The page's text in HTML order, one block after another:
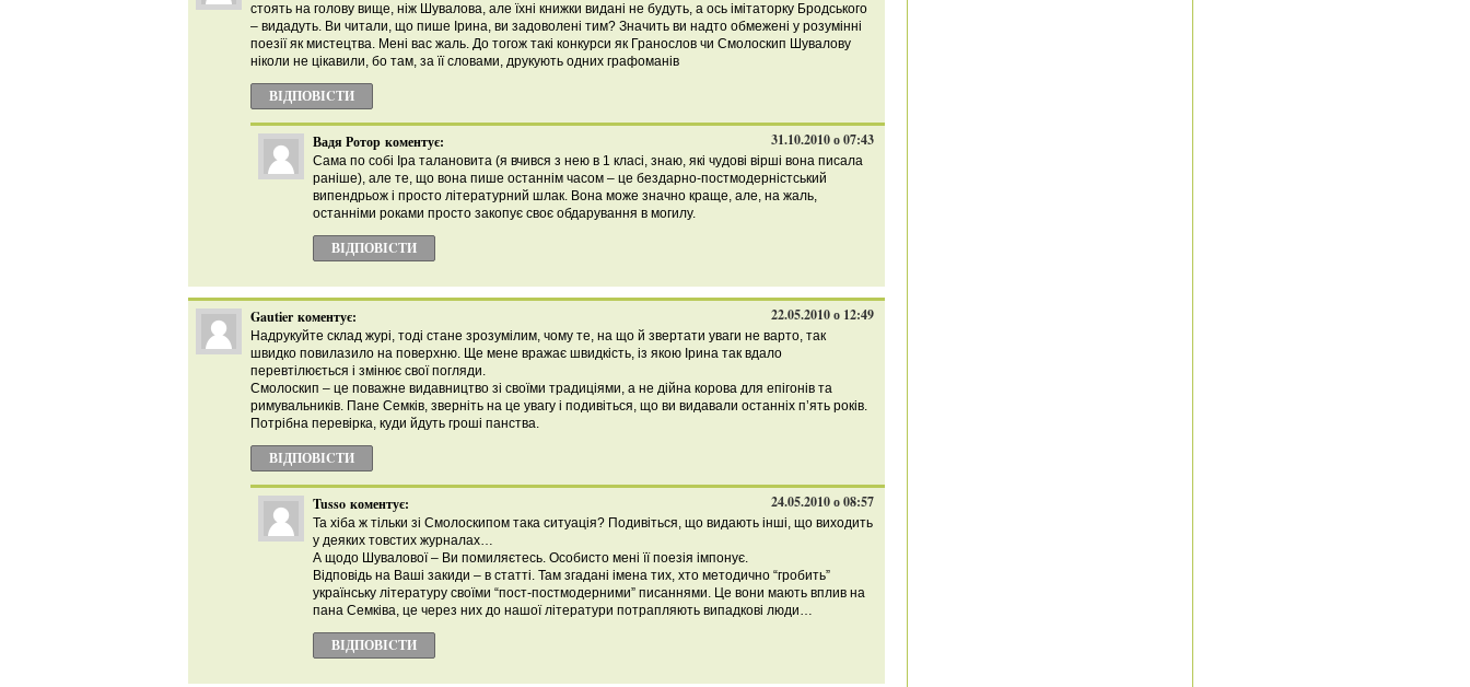
стоять на голову вище, ніж Шувалова, але їхні книжки видані не будуть, а ось імітаторку Бродського
– видадуть. Ви читали, що пише Ірина, ви задоволені тим? Значить ви надто обмежені у розумінні
поезії як мистецтва. Мені вас жаль. До тогож такі конкурси як Гранослов чи Смолоскип Шувалову
ніколи не цікавили, бо там, за її словами, друкують одних графоманів
ВІДПОВІCТИ
Вадя Ротор коментує: 31.10.2010 о 07:43
Сама по собі Іра талановита (я вчився з нею в 1 класі, знаю, які чудові вірші вона писала
раніше), але те, що вона пише останнім часом – це бездарно-постмодерністський
випендрьож і просто літературний шлак. Вона може значно краще, але, на жаль,
останніми роками просто закопує своє обдарування в могилу.
ВІДПОВІCТИ
Gautier коментує: 22.05.2010 о 12:49
Надрукуйте склад журі, тоді стане зрозумілим, чому те, на що й звертати уваги не варто, так
швидко повилазило на поверхню. Ще мене вражає швидкість, із якою Ірина так вдало
перевтілюється і змінює свої погляди.
Смолоскип – це поважне видавництво зі своїми традиціями, а не дійна корова для епігонів та
римувальників. Пане Семків, зверніть на це увагу і подивіться, що ви видавали останніх п’ять років.
Потрібна перевірка, куди йдуть гроші панства.
ВІДПОВІCТИ
Tusso коментує: 24.05.2010 о 08:57
Та хіба ж тільки зі Смолоскипом така ситуація? Подивіться, що видають інші, що виходить
у деяких товстих журналах…
А щодо Шувалової – Ви помиляєтесь. Особисто мені її поезія імпонує.
Відповідь на Ваші закиди – в статті. Там згадані імена тих, хто методично “гробить”
українську літературу своїми “пост-постмодерними” писаннями. Це вони мають вплив на
пана Семківа, це через них до нашої літератури потрапляють випадкові люди…
ВІДПОВІCТИ